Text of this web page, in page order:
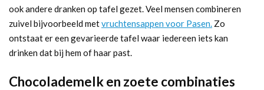
ook andere dranken op tafel gezet. Veel mensen combineren
zuivel bijvoorbeeld metvruchtensappen voor Pasen. Zo
ontstaat er een gevarieerde tafel waar iedereen iets kan
drinken dat bij hem of haar past.
Chocolademelk en zoete combinaties